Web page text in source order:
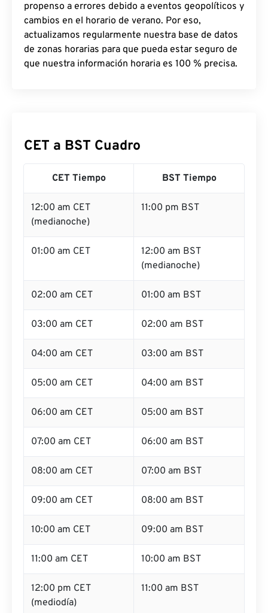
propenso a errores debido a eventos geopolíticos y
cambios en el horario de verano. Por eso,
actualizamos regularmente nuestra base de datos
de zonas horarias para que pueda estar seguro de
que nuestra información horaria es 100 % precisa.
CET a BST Cuadro
CET Tiempo BST Tiempo
12:00 am CET
(medianoche)
11:00 pm BST
01:00 am CET
12:00 am BST
(medianoche)
02:00 am CET 01:00 am BST
03:00 am CET 02:00 am BST
04:00 am CET 03:00 am BST
05:00 am CET 04:00 am BST
06:00 am CET 05:00 am BST
07:00 am CET 06:00 am BST
08:00 am CET 07:00 am BST
09:00 am CET 08:00 am BST
10:00 am CET 09:00 am BST
11:00 am CET 10:00 am BST
12:00 pm CET
(mediodía)
11:00 am BST